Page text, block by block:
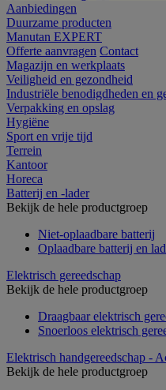
Aanbiedingen
Duurzame producten
Manutan EXPERT
Offerte aanvragen Contact
Magazijn en werkplaats
Veiligheid en gezondheid
Industriële benodigdheden en
Verpakking en opslag
Hygiëne
Sport en vrije tijd
Terrein
Kantoor
Horeca
Batterij en -lader
Bekijk de hele productgroep
Niet-oplaadbare batterij
Oplaadbare batterij en
Elektrisch gereedschap
Bekijk de hele productgroep
Draagbaar elektrisch
Snoerloos elektrisch
Elektrisch handgereedschap -
Bekijk de hele productgroep